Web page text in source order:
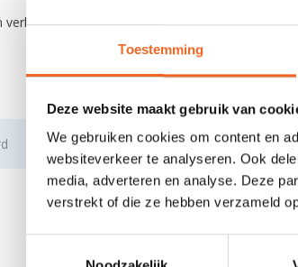
Toestemming
Deze website maakt gebruik van
We gebruiken cookies om content en
websiteverkeer te analyseren. Ook
media, adverteren en analyse. Deze
verstrekt of die ze hebben verzameld
verkrijgbaar in de kleur geel.